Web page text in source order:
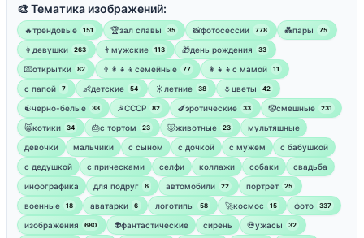
🎨 Тематика изображений:
🔥трендовые 151 🏆зал славы 35 📸фотосессии 778 💑пары 75
👩девушки 263 👨мужские 113 🎁день рождения 33
💌открытки 82 👨‍👩‍👧‍👦семейные 77 👩‍👧‍👦с мамой 11
‍с папой 7 👶детские 54 ☀️летние 38 🌷цветы 42
☯︎черно-белые 38 ☭СССР 82 🍆эротические 33 🤡смешные 231
😸котики 34 🎂с тортом 23 🐷животные 23
мультяшные
девочки
мальчики с сыном с дочкой с мужем
с бабушкой
с дедушкой
с прическами селфи коллажи собаки
свадьба
инфографика
для подруг 6 автомобили 22 портрет 25
военные 18 аватарки 6 логотипы 58 🚀космос 15 фото 337
изображения 680 👽фантастические сирень 💀ужасы 32